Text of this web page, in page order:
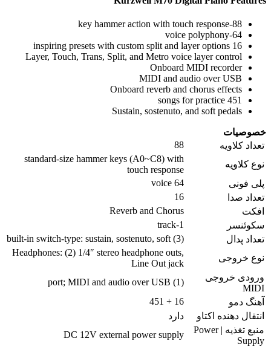
88-key hammer action with touch response
64-voice polyphony
16 inspiring presets with custom split and layer options
Layer, Touch, Trans, Split, and Metro voice layer control
Onboard MIDI recorder
MIDI and audio over USB
Onboard reverb and chorus effects
451 songs for practice
Sustain, sostenuto, and soft pedals
خصوصیات
تعداد کلاویه
88
نوع کلاویه
standard-size hammer keys (A0~C8) with
touch response
پلی فونی
64 voice
تعداد صدا
16
افکت
Reverb and Chorus
سکوئنسر
1-track
تعداد پدال
(3) built-in switch-type: sustain, sostenuto, soft
نوع خروجی
Headphones: (2) 1/4″ stereo headphone outs,
Line Out jack
ورودی خروجی
MIDI
(1) port; MIDI and audio over USB
آهنگ دمو
16 + 451
انتقال دهنده اکتاو
دارد
منبع تغذیه | Power
Supply
DC 12V external power supply